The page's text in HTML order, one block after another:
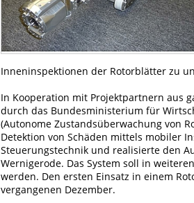
Inneninspektionen der Rotorblätter zu
In Kooperation mit Projektpartnern aus
durch das Bundesministerium für
(Autonome Zustandsüberwachung von
Detektion von Schäden mittels mobiler
Steuerungstechnik und realisierte den
Wernigerode. Das System soll in
werden. Den ersten Einsatz in einem
vergangenen Dezember.